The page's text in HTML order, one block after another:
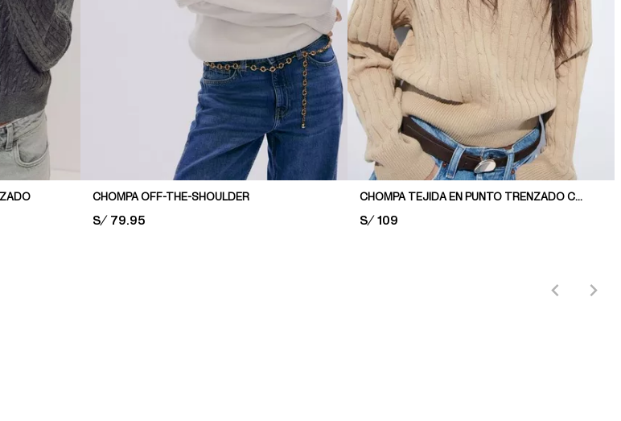
CHOMPA OFF-THE-SHOULDER
PRICE:
S/ 79.95
CHOMPA TEJIDA EN PUNTO TRENZADO CON BOTONES
PRICE:
S/ 109